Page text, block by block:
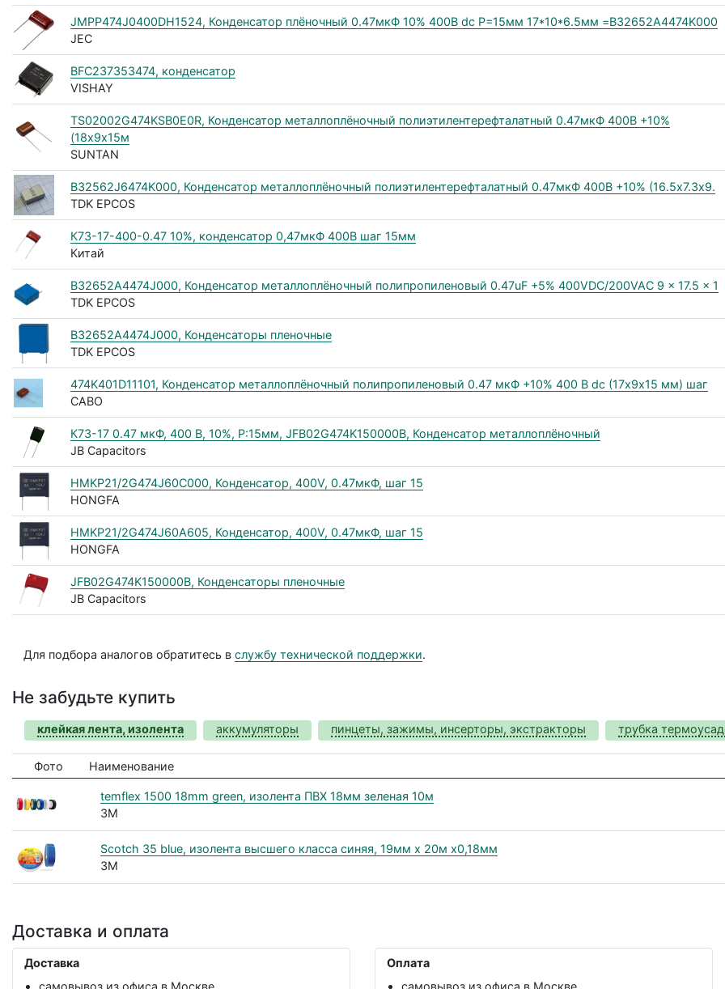
JMPP474J0400DH1524, Конденсатор плёночный 0.47мкФ 10% 400В dc P=15мм 17*10*6.5мм =B32652A4474K000
JEC
BFC237353474, конденсатор
VISHAY
TS02002G474KSB0E0R, Конденсатор металлоплёночный полиэтилентерефталатный 0.47мкФ 400В +10%
(18х9х15м
SUNTAN
B32562J6474K000, Конденсатор металлоплёночный полиэтилентерефталатный 0.47мкФ 400В +10% (16.5х7.3х9.
TDK EPCOS
К73-17-400-0.47 10%, конденсатор 0,47мкФ 400В шаг 15мм
Китай
B32652A4474J000, Конденсатор металлоплёночный полипропиленовый 0.47uF +5% 400VDC/200VAC 9 x 17.5 x 1
TDK EPCOS
B32652A4474J000, Конденсаторы пленочные
TDK EPCOS
474K401D11101, Конденсатор металлоплёночный полипропиленовый 0.47 мкФ +10% 400 В dc (17х9х15 мм) шаг
CABO
К73-17 0.47 мкФ, 400 В, 10%, P:15мм, JFB02G474K150000B, Конденсатор металлоплёночный
JB Capacitors
HMKP21/2G474J60C000, Конденсатор, 400V, 0.47мкФ, шаг 15
HONGFA
HMKP21/2G474J60A605, Конденсатор, 400V, 0.47мкФ, шаг 15
HONGFA
JFB02G474K150000B, Конденсаторы пленочные
JB Capacitors
Для подбора аналогов обратитесь вслужбу технической поддержки.
Не забудьте купить
клейкая лента, изолента аккумуляторы пинцеты, зажимы, инсерторы, экстракторы трубка
Фото Наименование
temflex 1500 18mm green, изолента ПВХ 18мм зеленая 10м
3M
Scotch 35 blue, изолента высшего класса синяя, 19мм х 20м х0,18мм
3M
Доставка и оплата
Доставка
самовывоз из офиса в Москве
Оплата
самовывоз из офиса в Москве